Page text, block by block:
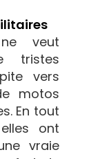
veut
tristes
vers
motos
En tout
ont
vraie